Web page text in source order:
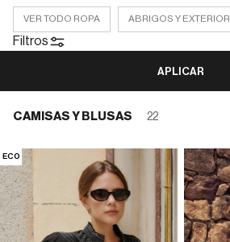
VER TODO ROPA ABRIGOS Y EXTERIOR
Filtros
APLICAR
CAMISAS Y BLUSAS 22
ECO